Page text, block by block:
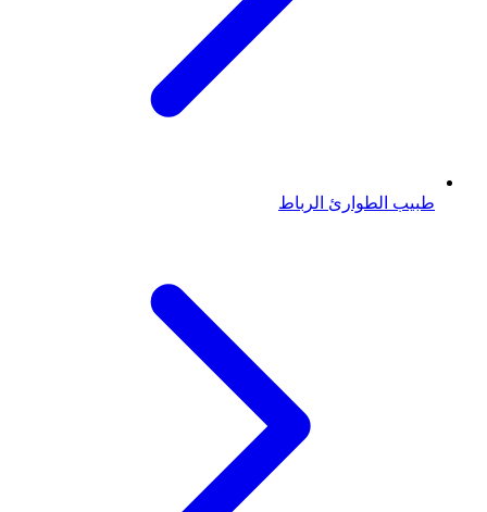
طبيب الطوارئ الرباط